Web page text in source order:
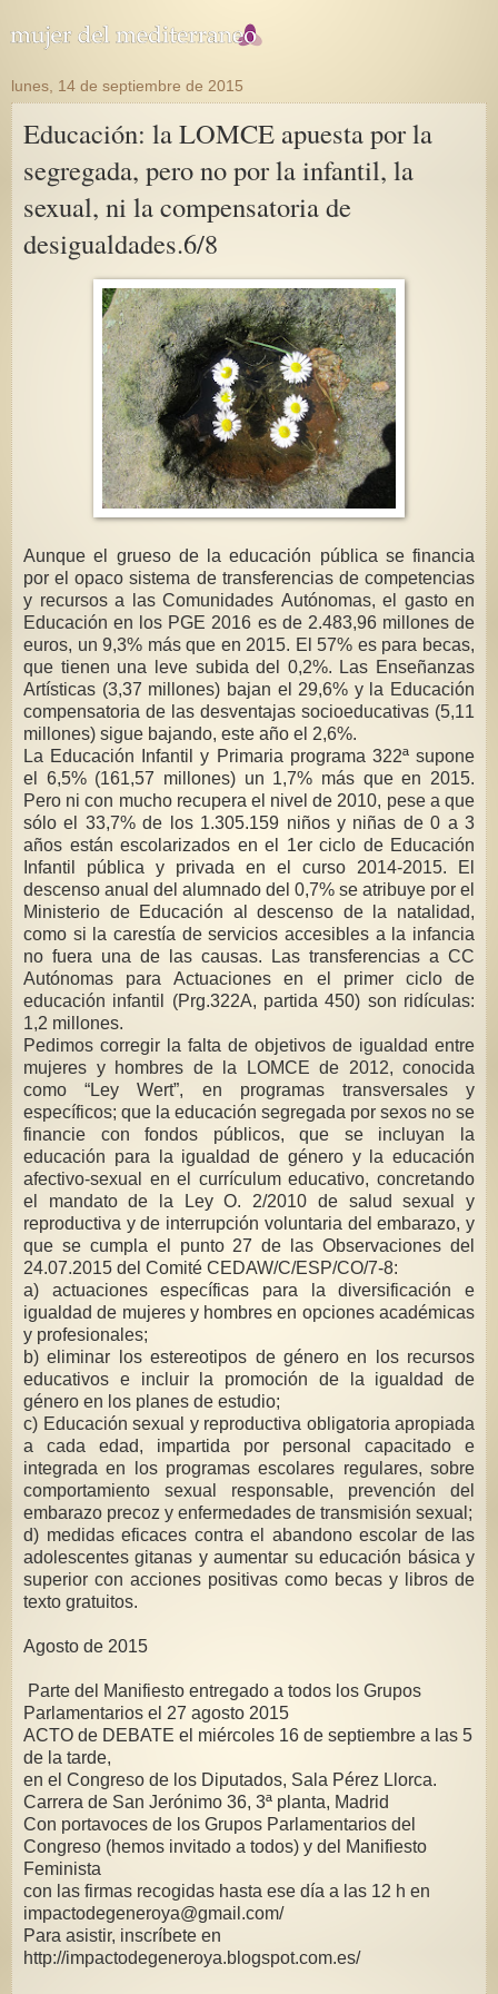
lunes, 14 de septiembre de 2015
Educación: la LOMCE apuesta por la
segregada, pero no por la infantil, la
sexual, ni la compensatoria de
desigualdades.6/8
Aunque el grueso de la educación pública se financia
por el opaco sistema de transferencias de competencias
y recursos a las Comunidades Autónomas, el gasto en
Educación en los PGE 2016 es de 2.483,96 millones de
euros, un 9,3% más que en 2015. El 57% es para becas,
que tienen una leve subida del 0,2%. Las Enseñanzas
Artísticas (3,37 millones) bajan el 29,6% y la Educación
compensatoria de las desventajas socioeducativas (5,11
millones) sigue bajando, este año el 2,6%.
La Educación Infantil y Primaria programa 322ª supone
el 6,5% (161,57 millones) un 1,7% más que en 2015.
Pero ni con mucho recupera el nivel de 2010, pese a que
sólo el 33,7% de los 1.305.159 niños y niñas de 0 a 3
años están escolarizados en el 1er ciclo de Educación
Infantil pública y privada en el curso 2014-2015. El
descenso anual del alumnado del 0,7% se atribuye por el
Ministerio de Educación al descenso de la natalidad,
como si la carestía de servicios accesibles a la infancia
no fuera una de las causas. Las transferencias a CC
Autónomas para Actuaciones en el primer ciclo de
educación infantil (Prg.322A, partida 450) son ridículas:
1,2 millones.
Pedimos corregir la falta de objetivos de igualdad entre
mujeres y hombres de la LOMCE de 2012, conocida
como “Ley Wert”, en programas transversales y
específicos; que la educación segregada por sexos no se
financie con fondos públicos, que se incluyan la
educación para la igualdad de género y la educación
afectivo-sexual en el currículum educativo, concretando
el mandato de la Ley O. 2/2010 de salud sexual y
reproductiva y de interrupción voluntaria del embarazo, y
que se cumpla el punto 27 de las Observaciones del
24.07.2015 del Comité CEDAW/C/ESP/CO/7-8:
a) actuaciones específicas para la diversificación e
igualdad de mujeres y hombres en opciones académicas
y profesionales;
b) eliminar los estereotipos de género en los recursos
educativos e incluir la promoción de la igualdad de
género en los planes de estudio;
c) Educación sexual y reproductiva obligatoria apropiada
a cada edad, impartida por personal capacitado e
integrada en los programas escolares regulares, sobre
comportamiento sexual responsable, prevención del
embarazo precoz y enfermedades de transmisión sexual;
d) medidas eficaces contra el abandono escolar de las
adolescentes gitanas y aumentar su educación básica y
superior con acciones positivas como becas y libros de
texto gratuitos.
Agosto de 2015
Parte del Manifiesto entregado a todos los Grupos
Parlamentarios el 27 agosto 2015
ACTO de DEBATE el miércoles 16 de septiembre a las 5
de la tarde,
en el Congreso de los Diputados, Sala Pérez Llorca.
Carrera de San Jerónimo 36, 3ª planta, Madrid
Con portavoces de los Grupos Parlamentarios del
Congreso (hemos invitado a todos) y del Manifiesto
Feminista
con las firmas recogidas hasta ese día a las 12 h en
impactodegeneroya@gmail.com/
Para asistir, inscríbete en
http://impactodegeneroya.blogspot.com.es/